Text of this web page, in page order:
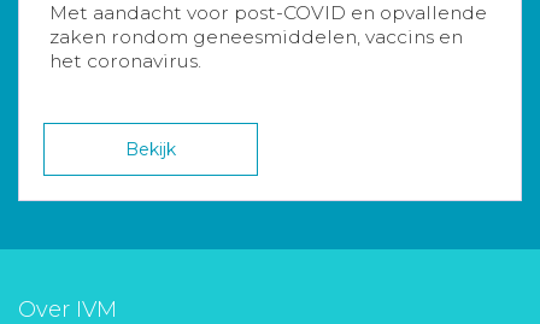
Met aandacht voor post-COVID en opvallende
zaken rondom geneesmiddelen, vaccins en
het coronavirus.
Bekijk
Over IVM